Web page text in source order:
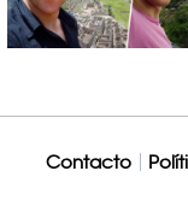
Contacto